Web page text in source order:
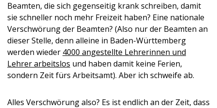
Beamten, die sich gegenseitig krank schreiben, damit
sie schneller noch mehr Freizeit haben? Eine nationale
Verschwörung der Beamten? (Also nur der Beamten an
dieser Stelle, denn alleine in Baden-Württemberg
werden wieder 4000 angestellte Lehrerinnen und
Lehrer arbeitslos und haben damit keine Ferien,
sondern Zeit fürs Arbeitsamt). Aber ich schweife ab.
Alles Verschwörung also? Es ist endlich an der Zeit, dass